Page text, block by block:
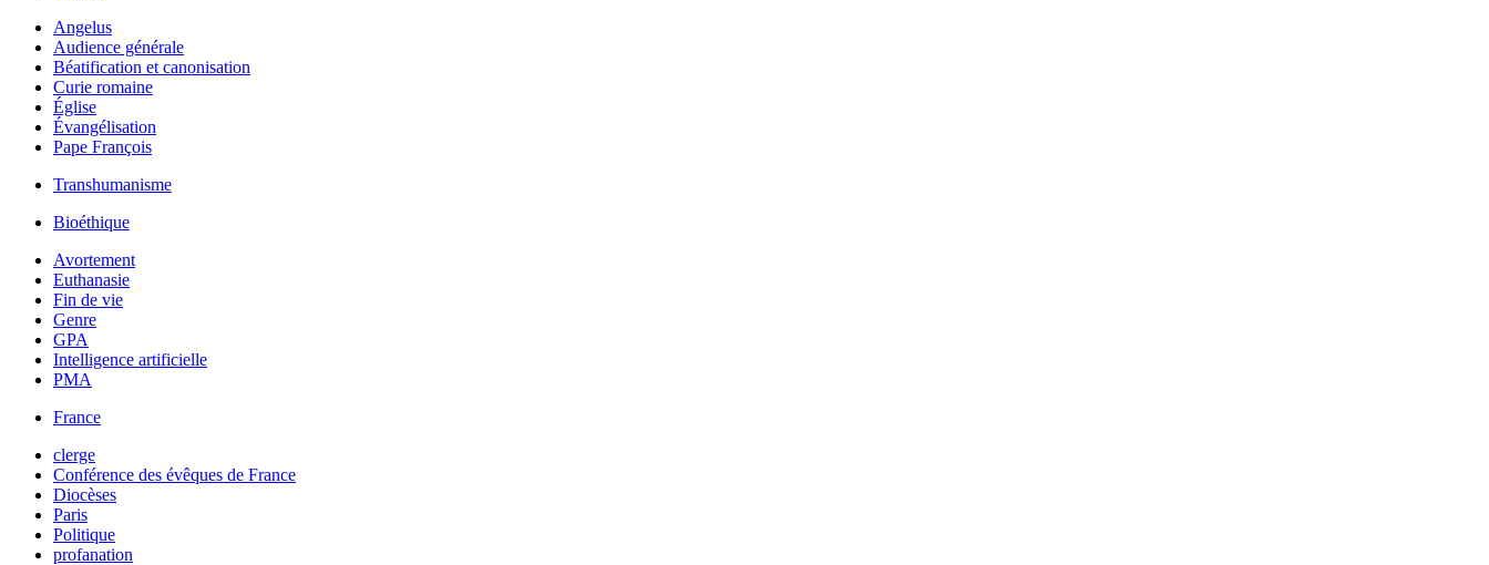
Angelus
Audience générale
Béatification et canonisation
Curie romaine
Église
Évangélisation
Pape François
Transhumanisme
Bioéthique
Avortement
Euthanasie
Fin de vie
Genre
GPA
Intelligence artificielle
PMA
France
clerge
Conférence des évêques de France
Diocèses
Paris
Politique
profanation